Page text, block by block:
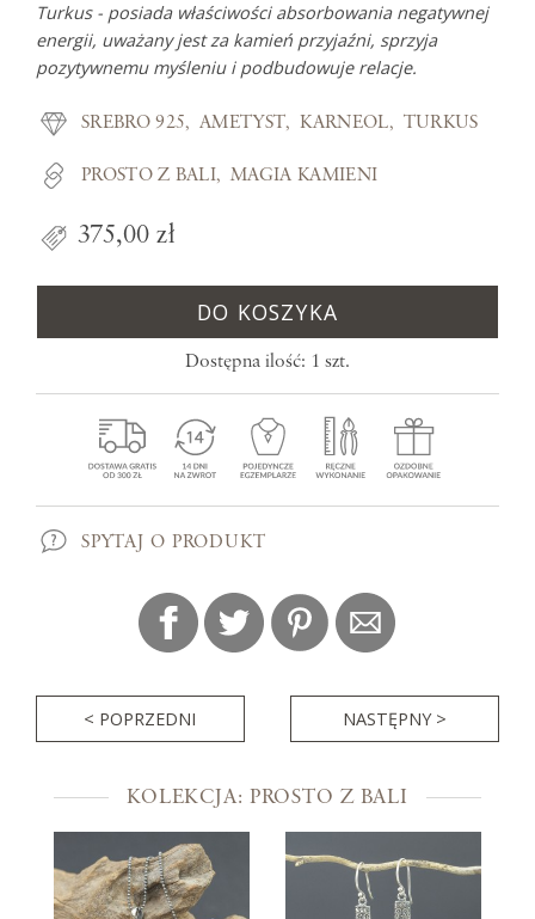
Turkus - posiada właściwości absorbowania negatywnej
energii, uważany jest za kamień przyjaźni, sprzyja
pozytywnemu myśleniu i podbudowuje relacje.
SREBRO 925 AMETYST KARNEOL TURKUS
PROSTO Z BALI MAGIA KAMIENI
375,00 zł
DO KOSZYKA
Dostępna ilość: 1 szt.
SPYTAJ O PRODUKT
< POPRZEDNI NASTĘPNY >
KOLEKCJA: PROSTO Z BALI